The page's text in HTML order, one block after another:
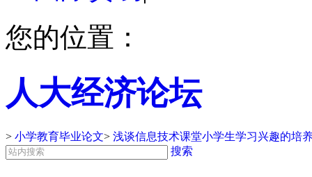
您的位置：
人大经济论坛
> 小学教育毕业论文> 浅谈信息技术课堂小学生学习兴趣的培
搜索